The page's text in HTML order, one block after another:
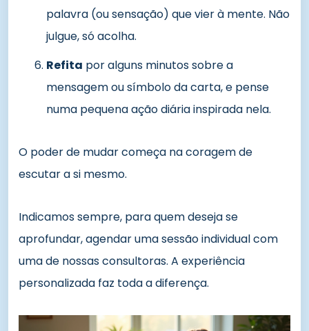
palavra (ou sensação) que vier à mente. Não
julgue, só acolha.
Refita por alguns minutos sobre a
mensagem ou símbolo da carta, e pense
numa pequena ação diária inspirada nela.
O poder de mudar começa na coragem de
escutar a si mesmo.
Indicamos sempre, para quem deseja se
aprofundar, agendar uma sessão individual com
uma de nossas consultoras. A experiência
personalizada faz toda a diferença.